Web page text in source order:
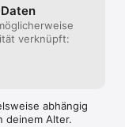
App herunter.
mit
qualifizierten
medizinischen
verknüpft:
abhängig
deinem Alter.